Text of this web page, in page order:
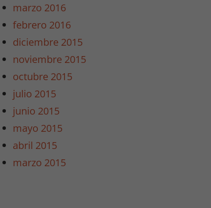
marzo 2016
febrero 2016
diciembre 2015
noviembre 2015
octubre 2015
julio 2015
junio 2015
mayo 2015
abril 2015
marzo 2015